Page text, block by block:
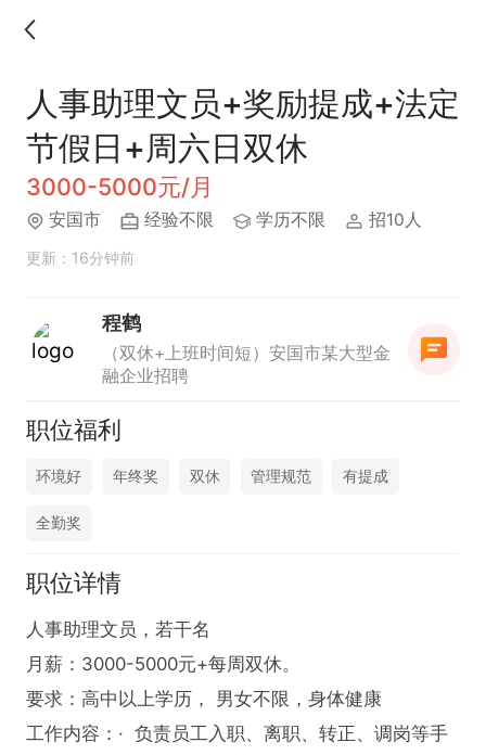
人事助理文员+奖励提成+法定
节假日+周六日双休
3000-5000元/月
安国市 经验不限 学历不限 招10人
更新：16分钟前
程鹤
（双休+上班时间短）安国市某大型金
融企业招聘
职位福利
环境好 年终奖 双休 管理规范 有提成
全勤奖
职位详情
人事助理文员，若干名
月薪：3000-5000元+每周双休。
要求：高中以上学历， 男女不限，身体健康
工作内容：·  负责员工入职、离职、转正、调岗等手